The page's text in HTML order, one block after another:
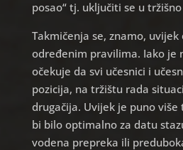
posao“ tj. uključiti se u
Takmičenja se, znamo,
određenim pravilima. Iako je
očekuje da svi učesnici i
pozicija, na tržištu rada
drugačija. Uvijek je puno
bi bilo optimalno za datu
vodena prepreka ili